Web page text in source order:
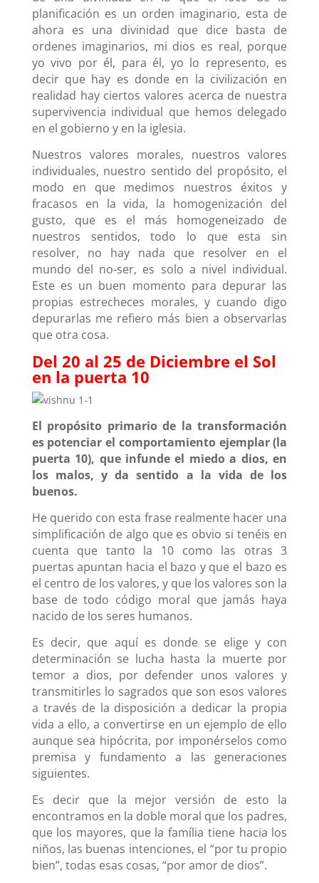
planificación es un orden imaginario, esta de
ahora es una divinidad que dice basta de
ordenes imaginarios, mi dios es real, porque
yo vivo por él, para él, yo lo represento, es
decir que hay es donde en la civilización en
realidad hay ciertos valores acerca de nuestra
supervivencia individual que hemos delegado
en el gobierno y en la iglesia.
Nuestros valores morales, nuestros valores
individuales, nuestro sentido del propósito, el
modo en que medimos nuestros éxitos y
fracasos en la vida, la homogenización del
gusto, que es el más homogeneizado de
nuestros sentidos, todo lo que esta sin
resolver, no hay nada que resolver en el
mundo del no-ser, es solo a nivel individual.
Este es un buen momento para depurar las
propias estrecheces morales, y cuando digo
depurarlas me refiero más bien a observarlas
que otra cosa.
Del 20 al 25 de Diciembre el Sol
en la puerta 10
El propósito primario de la transformación
es potenciar el comportamiento ejemplar (la
puerta 10), que infunde el miedo a dios, en
los malos, y da sentido a la vida de los
buenos.
He querido con esta frase realmente hacer una
simplificación de algo que es obvio si tenéis en
cuenta que tanto la 10 como las otras 3
puertas apuntan hacia el bazo y que el bazo es
el centro de los valores, y que los valores son la
base de todo código moral que jamás haya
nacido de los seres humanos.
Es decir, que aquí es donde se elige y con
determinación se lucha hasta la muerte por
temor a dios, por defender unos valores y
transmitirles lo sagrados que son esos valores
a través de la disposición a dedicar la propia
vida a ello, a convertirse en un ejemplo de ello
aunque sea hipócrita, por imponérselos como
premisa y fundamento a las generaciones
siguientes.
Es decir que la mejor versión de esto la
encontramos en la doble moral que los padres,
que los mayores, que la família tiene hacia los
niños, las buenas intenciones, el “por tu propio
bien”, todas esas cosas, “por amor de dios”.